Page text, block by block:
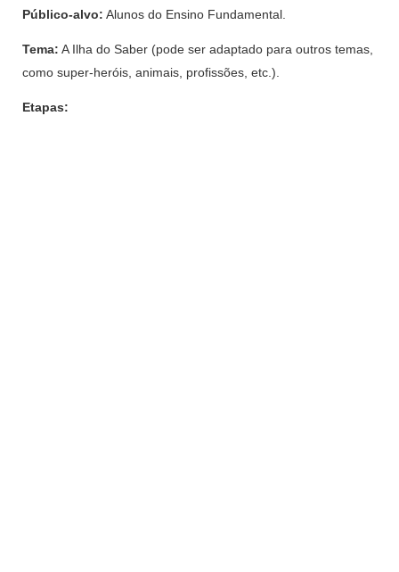
Público-alvo: Alunos do Ensino Fundamental.
Tema: A Ilha do Saber (pode ser adaptado para outros temas,
como super-heróis, animais, profissões, etc.).
Etapas: